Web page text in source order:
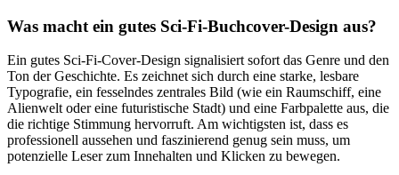
Was macht ein gutes Sci-Fi-Buchcover-Design aus?
Ein gutes Sci-Fi-Cover-Design signalisiert sofort das Genre und den
Ton der Geschichte. Es zeichnet sich durch eine starke, lesbare
Typografie, ein fesselndes zentrales Bild (wie ein Raumschiff, eine
Alienwelt oder eine futuristische Stadt) und eine Farbpalette aus, die
die richtige Stimmung hervorruft. Am wichtigsten ist, dass es
professionell aussehen und faszinierend genug sein muss, um
potenzielle Leser zum Innehalten und Klicken zu bewegen.